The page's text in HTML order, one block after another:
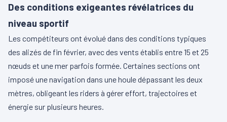
Des conditions exigeantes révélatrices du
niveau sportif
Les compétiteurs ont évolué dans des conditions typiques
des alizés de fin février, avec des vents établis entre 15 et 25
nœuds et une mer parfois formée. Certaines sections ont
imposé une navigation dans une houle dépassant les deux
mètres, obligeant les riders à gérer effort, trajectoires et
énergie sur plusieurs heures.